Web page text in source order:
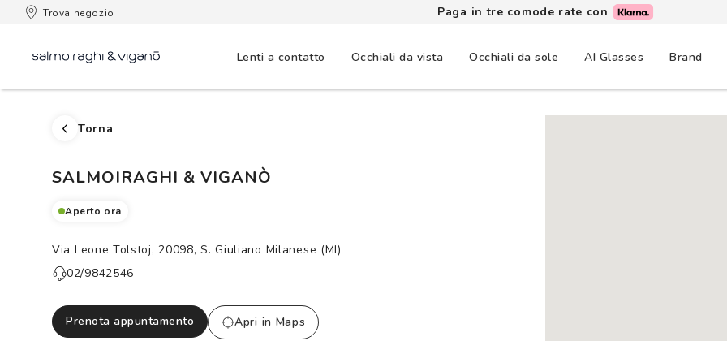
Trova negozio Paga in tre comode rate con
Lenti a contatto Occhiali da vista Occhiali da sole AI Glasses Brand
Torna
SALMOIRAGHI & VIGANÒ
Aperto ora
Via Leone Tolstoj, 20098, S. Giuliano Milanese (MI)
02/9842546
Prenota appuntamento Apri in Maps